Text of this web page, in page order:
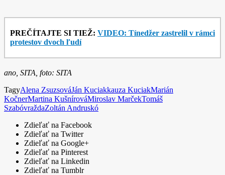
PREČÍTAJTE SI TIEŽ: VIDEO: Tínedžer zastrelil v rámci
protestov dvoch ľudí
ano, SITA, foto: SITA
TagyAlena ZsuzsováJán Kuciakkauza KuciakMarián
KočnerMartina KušnírováMiroslav MarčekTomáš
SzabóvraždaZoltán Andruskó
Zdieľať na Facebook
Zdieľať na Twitter
Zdieľať na Google+
Zdieľať na Pinterest
Zdieľať na Linkedin
Zdieľať na Tumblr